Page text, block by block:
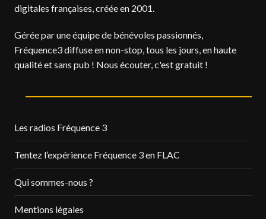
digitales françaises, créée en 2001.
Gérée par une équipe de bénévoles passionnés,
Fréquence3 diffuse en non-stop, tous les jours, en haute
qualité et sans pub ! Nous écouter, c'est gratuit !
Les radios Fréquence 3
Tentez l’expérience Fréquence 3 en FLAC
Qui sommes-nous ?
Mentions légales